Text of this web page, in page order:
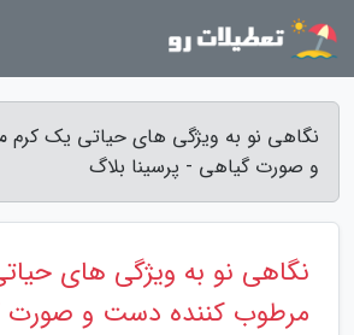
نگاهی نو به ویژگی های حیاتی یک
و صورت گیاهی - پرسینا بلاگ
نگاهی نو به ویژگی های
مرطوب کننده دست و صورت